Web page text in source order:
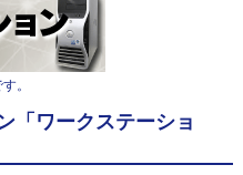
。
「ワークステーショ